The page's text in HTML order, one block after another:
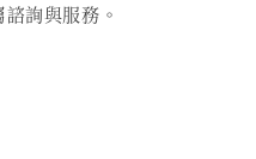
詢與服務。